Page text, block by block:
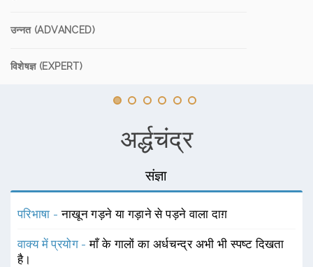
उन्नत (ADVANCED)
विशेषज्ञ (EXPERT)
अर्द्धचंद्र
संज्ञा
परिभाषा -नाखून गड़ने या गड़ाने से पड़ने वाला दाग़
वाक्य में प्रयोग -माँ के गालों का अर्धचन्द्र अभी भी स्पष्ट दिखता
है।